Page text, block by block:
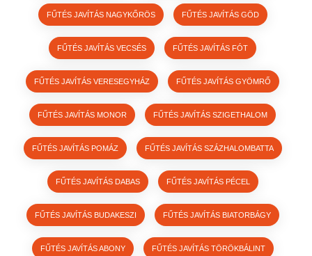
FŰTÉS JAVÍTÁS NAGYKŐRÖS FŰTÉS JAVÍTÁS GÖD
FŰTÉS JAVÍTÁS VECSÉS FŰTÉS JAVÍTÁS FÓT
FŰTÉS JAVÍTÁS VERESEGYHÁZ FŰTÉS JAVÍTÁS GYÖMRŐ
FŰTÉS JAVÍTÁS MONOR FŰTÉS JAVÍTÁS SZIGETHALOM
FŰTÉS JAVÍTÁS POMÁZ FŰTÉS JAVÍTÁS SZÁZHALOMBATTA
FŰTÉS JAVÍTÁS DABAS FŰTÉS JAVÍTÁS PÉCEL
FŰTÉS JAVÍTÁS BUDAKESZI FŰTÉS JAVÍTÁS BIATORBÁGY
FŰTÉS JAVÍTÁS ABONY FŰTÉS JAVÍTÁS TÖRÖKBÁLINT